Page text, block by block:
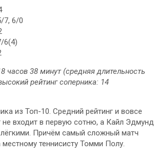
7, 6/0
6(4)
часов 38 минут (средняя длительность
рейтинг соперника: 14
из Топ-10. Средний рейтинг и вовсе
входит в первую сотню, а Кайл Эдмунд
Причём самый сложный матч
теннисисту Томми Полу.